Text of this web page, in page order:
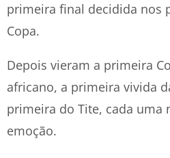
primeira final decidida nos
Copa.
Depois vieram a primeira
africano, a primeira vivida
primeira do Tite, cada uma
emoção.